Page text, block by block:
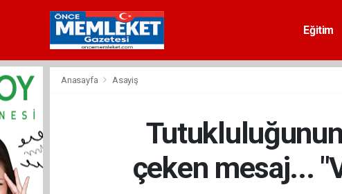
Eğitim
Anasayfa Asayiş
çeken mesaj...